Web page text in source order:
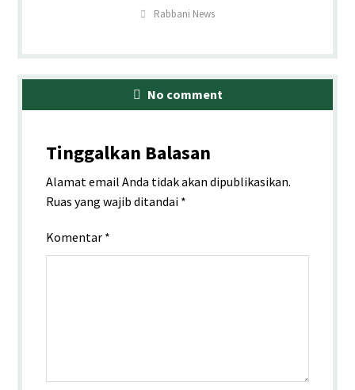
Rabbani News
No comment
Tinggalkan Balasan
Alamat email Anda tidak akan dipublikasikan.
Ruas yang wajib ditandai *
Komentar *